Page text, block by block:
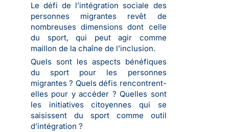
Le défi de l’intégration sociale des
personnes migrantes revêt de
nombreuses dimensions dont celle
du sport, qui peut agir comme
maillon de la chaîne de l’inclusion.
Quels sont les aspects bénéfiques
du sport pour les personnes
migrantes ? Quels défis rencontrent-
elles pour y accéder ? Quelles sont
les initiatives citoyennes qui se
saisissent du sport comme outil
d’intégration ?